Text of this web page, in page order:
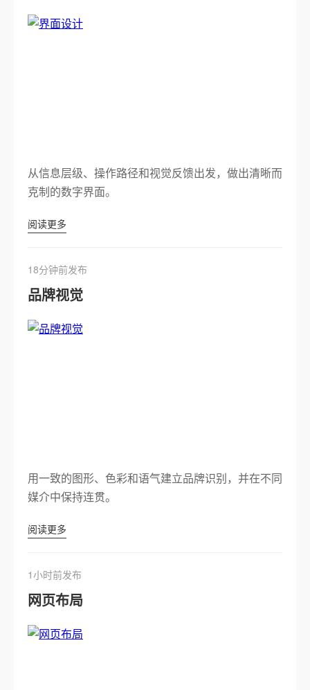
从信息层级、操作路径和视觉反馈出发，做出清晰而
克制的数字界面。
阅读更多
18分钟前发布
品牌视觉
用一致的图形、色彩和语气建立品牌识别，并在不同
媒介中保持连贯。
阅读更多
1小时前发布
网页布局